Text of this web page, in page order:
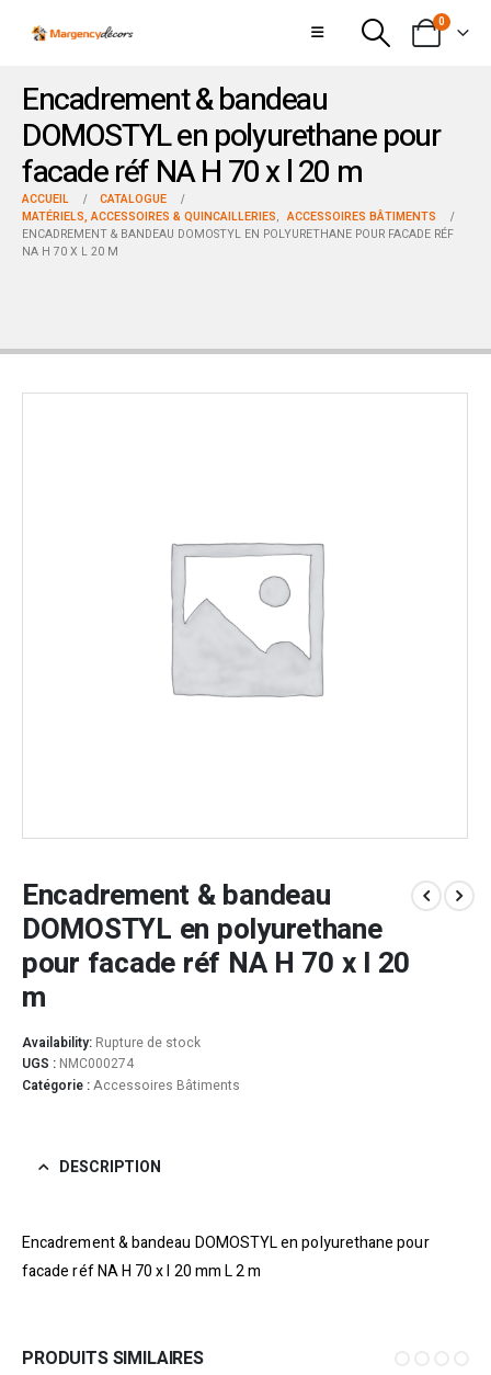
0
Encadrement & bandeau
DOMOSTYL en polyurethane pour
facade réf NA H 70 x l 20 m
ACCUEIL
CATALOGUE
MATÉRIELS, ACCESSOIRES & QUINCAILLERIES, ACCESSOIRES BÂTIMENTS
ENCADREMENT & BANDEAU DOMOSTYL EN POLYURETHANE POUR FACADE RÉF
NA H 70 X L 20 M
Encadrement & bandeau
DOMOSTYL en polyurethane
pour facade réf NA H 70 x l 20
m
Availability: Rupture de stock
UGS : NMC000274
Catégorie :Accessoires Bâtiments
DESCRIPTION
Encadrement & bandeau DOMOSTYL en polyurethane pour
facade réf NA H 70 x l 20 mm L 2 m
PRODUITS SIMILAIRES